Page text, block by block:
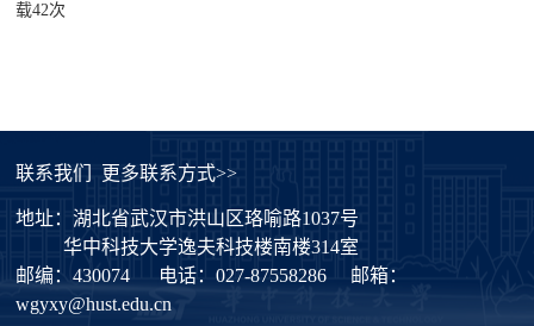
载42次
联系我们 更多联系方式>>
地址：湖北省武汉市洪山区珞喻路1037号
华中科技大学逸夫科技楼南楼314室
邮编：430074
电话：027-87558286
邮箱：
wgyxy@hust.edu.cn